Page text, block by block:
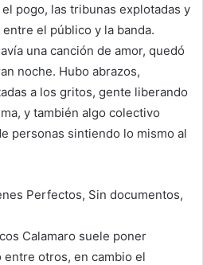
pogo, las tribunas explotadas y
el público y la banda.
una canción de amor, quedó
noche. Hubo abrazos,
a los gritos, gente liberando
y también algo colectivo
personas sintiendo lo mismo al
Perfectos, Sin documentos,
Calamaro suele poner
entre otros, en cambio el